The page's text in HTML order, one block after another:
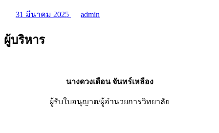
31 มีนาคม 2025 admin
ผู้บริหาร
นางดวงเดือน จันทร์เหลือง
ผู้รับใบอนุญาต/ผู้อำนวยการวิทยาลัย